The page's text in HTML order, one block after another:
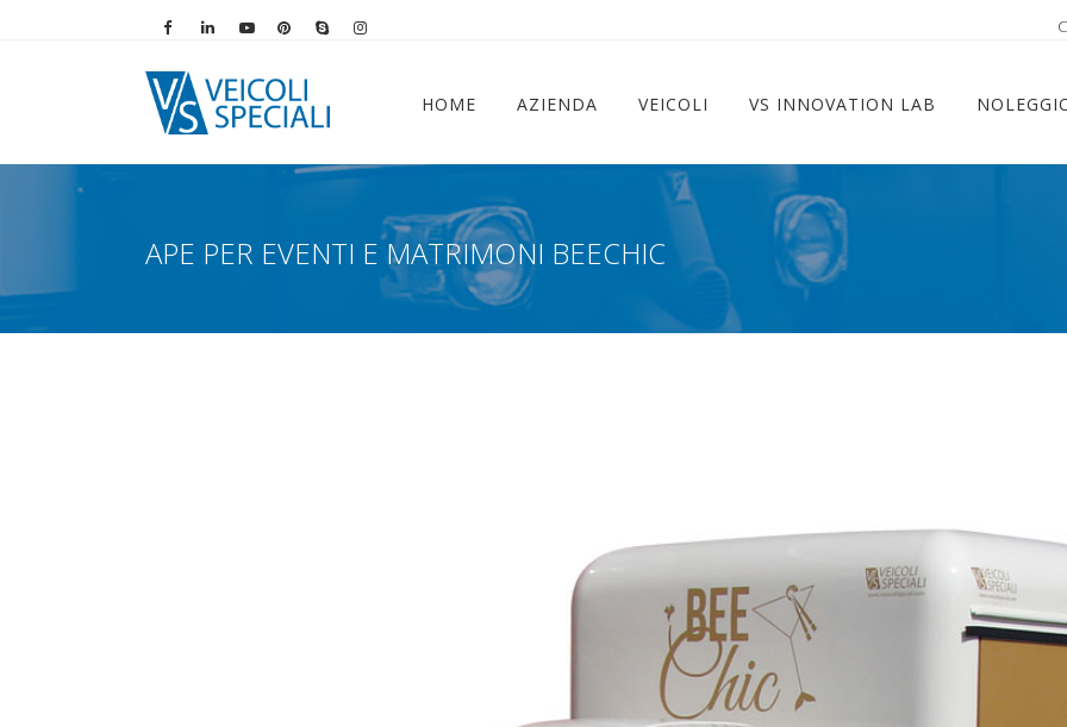
Vai alla pagina Facebook
Vai al profilo LinkedIn
Vai al canale YouTube
Vai al profilo Pinterest
Chiama su Skype
Vai al profilo Instagram
HOME AZIENDA VEICOLI VS INNOVATION LAB
APE PER EVENTI E MATRIMONI BEECHIC